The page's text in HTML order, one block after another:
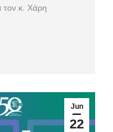
τον κ. Χάρη
Jun
22